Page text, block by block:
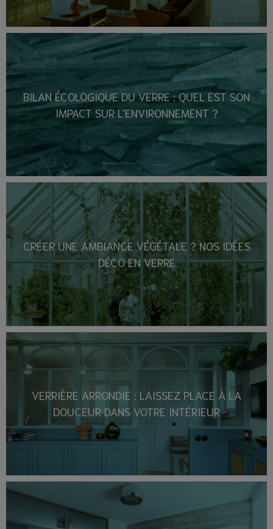
BILAN ÉCOLOGIQUE DU VERRE : QUEL EST SON
IMPACT SUR L’ENVIRONNEMENT ?
CRÉER UNE AMBIANCE VÉGÉTALE ? NOS IDÉES
DÉCO EN VERRE
VERRIÈRE ARRONDIE : LAISSEZ PLACE À LA
DOUCEUR DANS VOTRE INTÉRIEUR